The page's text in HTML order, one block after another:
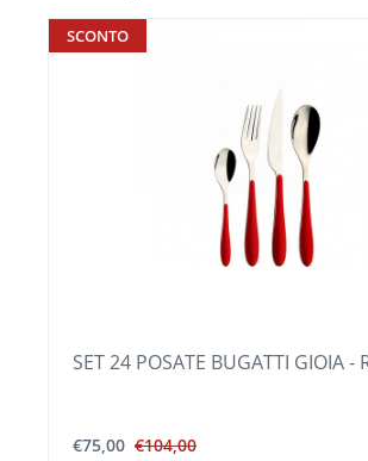
SCONTO
SET 24 POSATE BUGATTI GIOIA -
€75,00 €104,00